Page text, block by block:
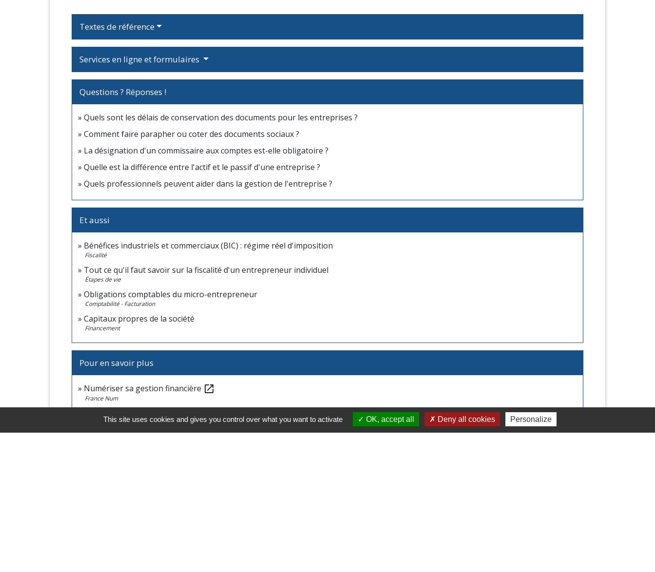
Textes de référence
Services en ligne et formulaires
Questions ? Réponses !
Quels sont les délais de conservation des documents pour les entreprises ?
Comment faire parapher ou coter des documents sociaux ?
La désignation d'un commissaire aux comptes est-elle obligatoire ?
Quelle est la différence entre l'actif et le passif d'une entreprise ?
Quels professionnels peuvent aider dans la gestion de l'entreprise ?
Et aussi
Bénéfices industriels et commerciaux (BIC) : régime réel d'imposition
Fiscalité
Tout ce qu'il faut savoir sur la fiscalité d'un entrepreneur individuel
Étapes de vie
Obligations comptables du micro-entrepreneur
Comptabilité - Facturation
Capitaux propres de la société
Financement
Pour en savoir plus
Numériser sa gestion financière open_in_new
France Num
open_in_new
Autorité des normes comptables
This site uses cookies and gives you control over what you want to activate OK, accept all Deny all cookies Personalize